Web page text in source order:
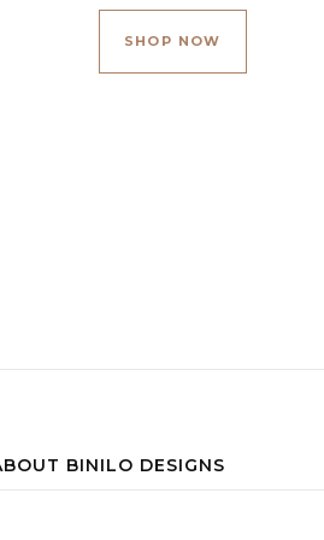
de producto
variantes. Las opciones se
SHOP NOW
BINILO DESIGNS